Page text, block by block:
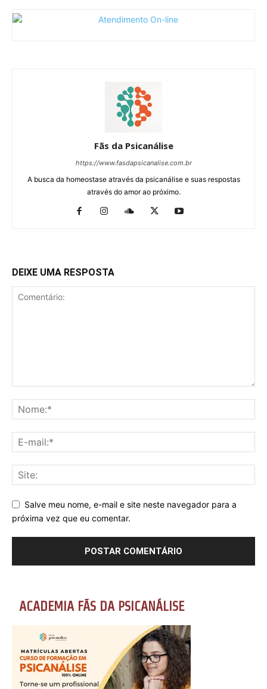
Fãs da Psicanálise
https://www.fasdapsicanalise.com.br
A busca da homeostase através da psicanálise e suas respostas
através do amor ao próximo.
DEIXE UMA RESPOSTA
Salve meu nome, e-mail e site neste navegador para a
próxima vez que eu comentar.
ACADEMIA FÃS DA PSICANÁLISE